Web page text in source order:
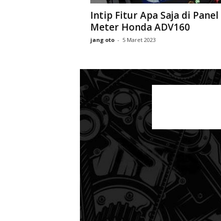
Intip Fitur Apa Saja di Panel
Meter Honda ADV160
jang oto - 5 Maret 2023